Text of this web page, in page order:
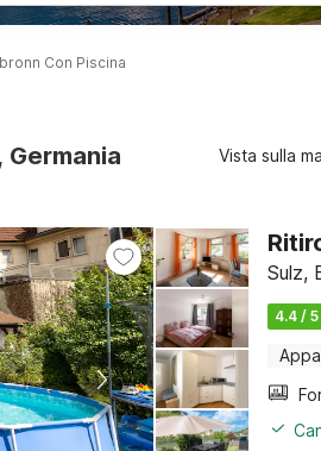
Con Piscina
Vista sulla
Sulz,
4.4 / 5